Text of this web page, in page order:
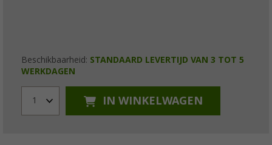
Beschikbaarheid: STANDAARD LEVERTIJD VAN 3 TOT 5
WERKDAGEN
1 IN WINKELWAGEN